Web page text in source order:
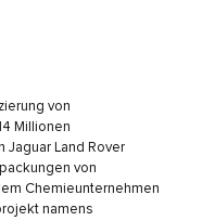
von
Millionen
Jaguar Land Rover
von
Chemieunternehmen
namens